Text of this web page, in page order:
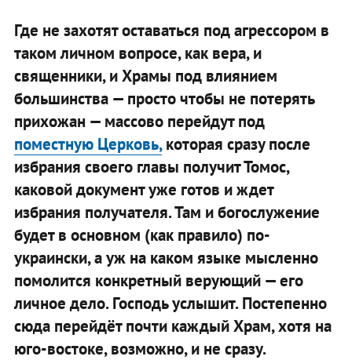
Где не захотят оставаться под агрессором в
таком личном вопросе, как вера, и
священники, и Храмы под влиянием
большинства — просто чтобы не потерять
прихожан — массово перейдут под
поместную Церковь,которая сразу после
избрания своего главы получит Томос,
каковой документ уже готов и ждет
избрания получателя. Там и богослужение
будет в основном (как правило) по-
украински, а уж на каком языке мысленно
помолится конкретный верующий — его
личное дело. Господь услышит. Постепенно
сюда перейдёт почти каждый Храм, хотя на
юго-востоке, возможно, и не сразу.